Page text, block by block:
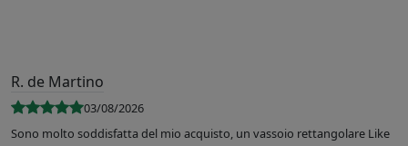
R. de Martino
03/08/2026
Sono molto soddisfatta del mio acquisto, un vassoio rettangolare Like